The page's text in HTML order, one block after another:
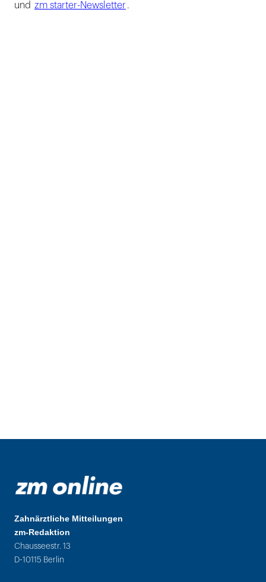
und zm starter-Newsletter .
Zahnärztliche Mitteilungen
zm-Redaktion
Chausseestr. 13
D-10115 Berlin